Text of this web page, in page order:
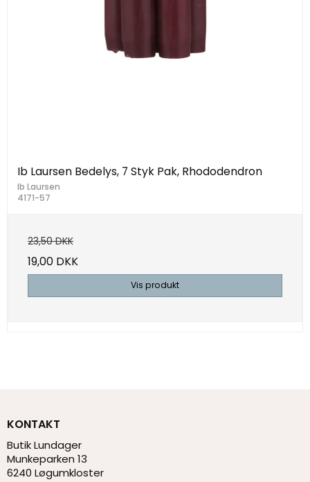
Ib Laursen Bedelys, 7 Styk Pak, Rhododendron
Ib Laursen
4171-57
23,50 DKK
19,00 DKK
Vis produkt
KONTAKT
Butik Lundager
Munkeparken 13
6240 Løgumkloster